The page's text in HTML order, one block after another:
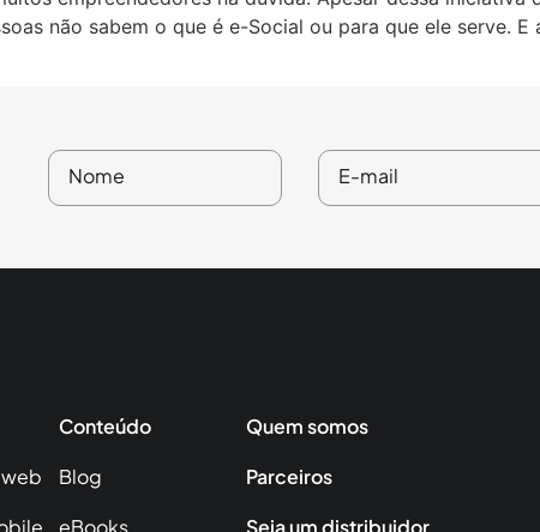
não sabem o que é e-Social ou para que ele serve.
Conteúdo
Blog
Quem somos
Parceiros